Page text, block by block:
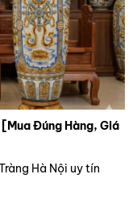
[Mua Đúng Hàng, Giá
Hà Nội uy tín